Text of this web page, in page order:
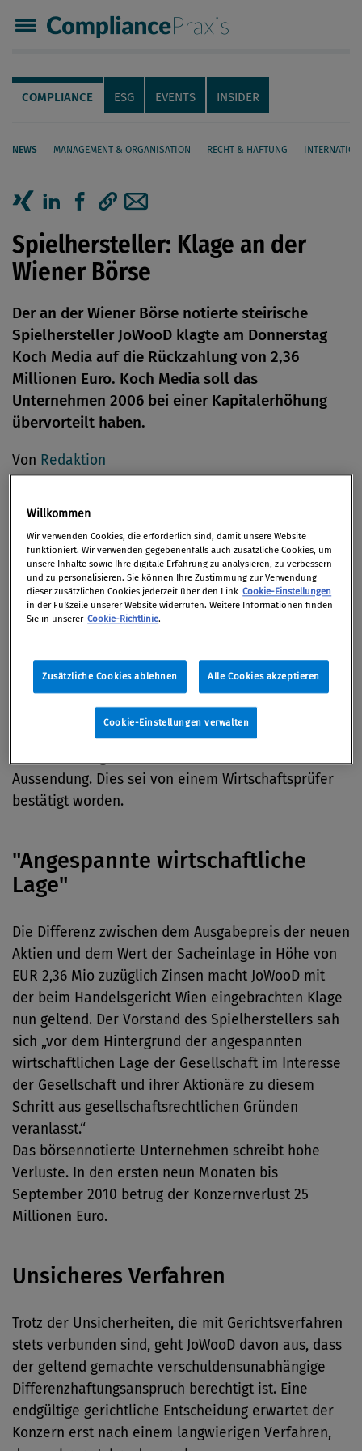
Compliance Praxis
Servicenavigation
Navigation
COMPLIANCE ESG EVENTS INSIDER
NEWS MANAGEMENT & ORGANISATION RECHT & HAFTUNG
Seiteninhalt
Artikel auf Xing teilen
Artikel auf linkedIn teilen
Spielhersteller: Klage an der
Wiener Börse
Der an der Wiener Börse notierte steirische
Spielhersteller JoWooD klagte am Donnerstag
Koch Media auf die Rückzahlung von 2,36
Millionen Euro. Koch Media soll das
Unternehmen 2006 bei einer Kapitalerhöhung
übervorteilt haben.
Von Redaktion
Das steirische Unternehmen macht geltend, dass
die von der Tiroler Koch Media im Zuge einer 2006
durchgeführten Sachkapitalerhöhung als
Sacheinlage eingebrachten Forderungen
Kapitalerhöhung gab JoWooD insgesamt 6,4 Mio
neue Aktien zu einem Gesamtausgabepreis von EUR
6,4 Mio an die Tiroler aus. Allerdings habe die
Gegenleistung von Koch Media nur einen Wert von
Aussendung. Dies sei von einem Wirtschaftsprüfer
bestätigt worden.
"Angespannte wirtschaftliche
Lage"
Die Differenz zwischen dem Ausgabepreis der neuen
Aktien und dem Wert der Sacheinlage in Höhe von
EUR 2,36 Mio zuzüglich Zinsen macht JoWooD mit
der beim Handelsgericht Wien eingebrachten Klage
nun geltend. Der Vorstand des Spielherstellers sah
sich „vor dem Hintergrund der angespannten
wirtschaftlichen Lage der Gesellschaft im Interesse
der Gesellschaft und ihrer Aktionäre zu diesem
Schritt aus gesellschaftsrechtlichen Gründen
veranlasst.“
Das börsennotierte Unternehmen schreibt hohe
Verluste. In den ersten neun Monaten bis
September 2010 betrug der Konzernverlust 25
Millionen Euro.
Unsicheres Verfahren
Trotz der Unsicherheiten, die mit Gerichtsverfahren
stets verbunden sind, geht JoWooD davon aus, dass
der geltend gemachte verschuldensunabhängige
Differenzhaftungsanspruch berechtigt ist. Eine
endgültige gerichtliche Entscheidung erwartet der
Konzern erst nach einem langwierigen Verfahren,
Willkommen
Wir verwenden Cookies, die erforderlich sind, damit unsere Website
funktioniert. Wir verwenden gegebenenfalls auch zusätzliche Cookies, um
unsere Inhalte sowie Ihre digitale Erfahrung zu analysieren, zu verbessern
und zu personalisieren. Sie können Ihre Zustimmung zur Verwendung
dieser zusätzlichen Cookies jederzeit über den Link Cookie-Einstellungen
in der Fußzeile unserer Website widerrufen. Weitere Informationen finden
Sie in unserer Cookie-Richtlinie.
Zusätzliche Cookies ablehnen Alle Cookies akzeptieren
Cookie-Einstellungen verwalten